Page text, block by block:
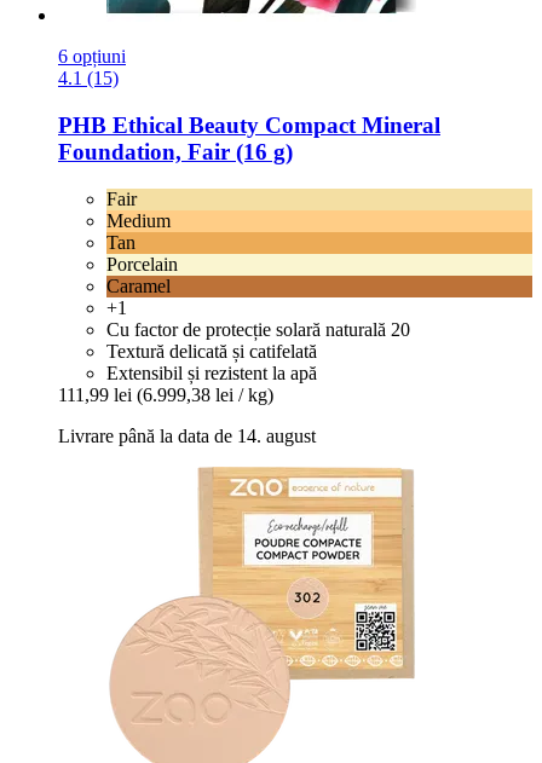
6 opțiuni
4.1 (15)
PHB Ethical Beauty Compact Mineral
Foundation, Fair (16 g)
Fair
Medium
Tan
Porcelain
Caramel
+1
Cu factor de protecție solară naturală 20
Textură delicată și catifelată
Extensibil și rezistent la apă
111,99 lei (6.999,38 lei / kg)
Livrare până la data de 14. august